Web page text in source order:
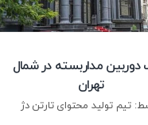
مداربسته در شمال
تهران
تیم تولید محتوای تارتن دژ